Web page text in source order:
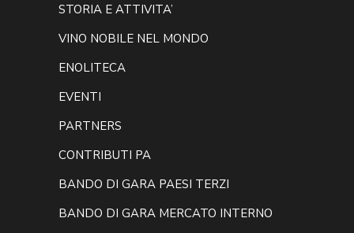
STORIA E ATTIVITA’
VINO NOBILE NEL MONDO
ENOLITECA
EVENTI
PARTNERS
CONTRIBUTI PA
BANDO DI GARA PAESI TERZI
BANDO DI GARA MERCATO INTERNO